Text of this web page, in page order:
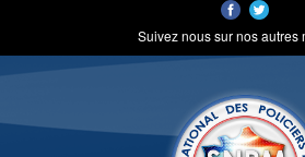
Suivez nous sur nos autres